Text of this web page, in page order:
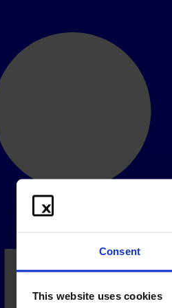
Consent
This website uses cookies